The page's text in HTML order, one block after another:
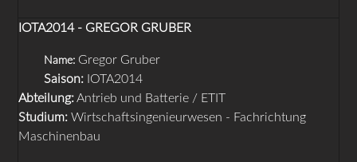
IOTA2014 - GREGOR GRUBER
Name: Gregor Gruber
Saison: IOTA2014
Abteilung:Antrieb und Batterie / ETIT
Studium: Wirtschaftsingenieurwesen - Fachrichtung
Maschinenbau